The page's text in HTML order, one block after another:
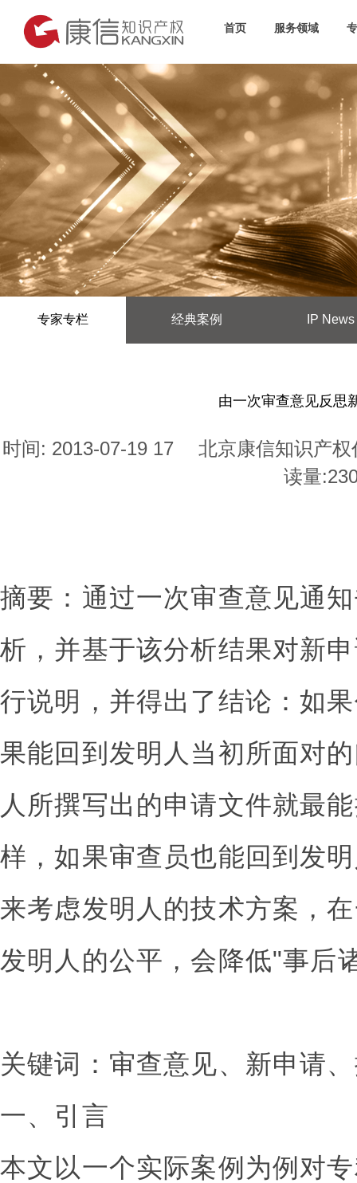
首页 服务领域
专家专栏 经典案例 IP News
由一次审查意见反思
时间: 2013-07-19 17
北京康信知识产
读量:
摘要：通过一次审查意见通
析，并基于该分析结果对新
行说明，并得出了结论：如
果能回到发明人当初所面对
人所撰写出的申请文件就最
样，如果审查员也能回到发
来考虑发明人的技术方案，
发明人的公平，会降低"事后
关键词：审查意见、新申请
一、引言
本文以一个实际案例为例对